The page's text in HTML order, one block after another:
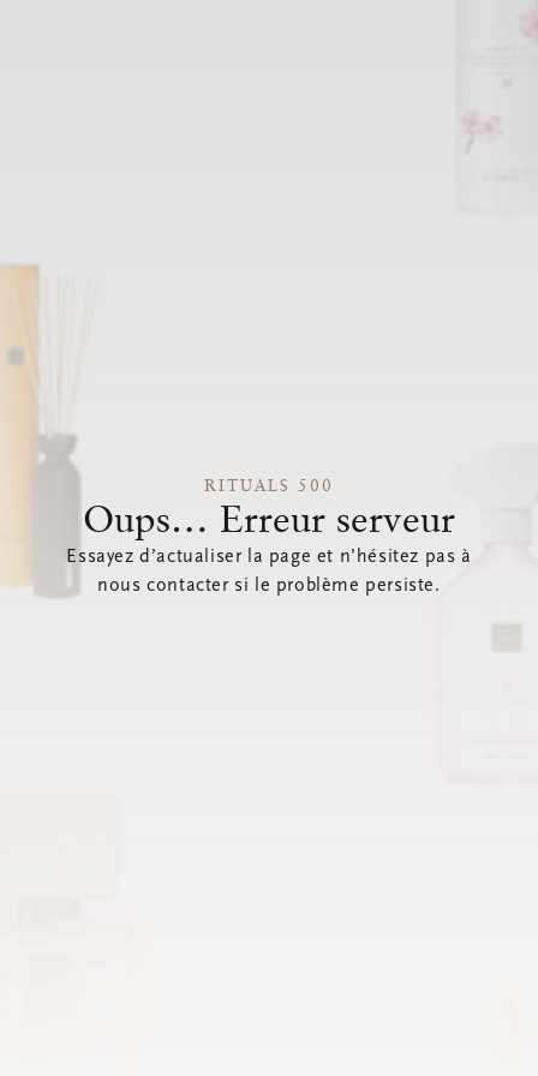
RITUALS 500
Oups… Erreur serveur
Essayez d’actualiser la page et n’hésitez pas à
nous contacter si le problème persiste.